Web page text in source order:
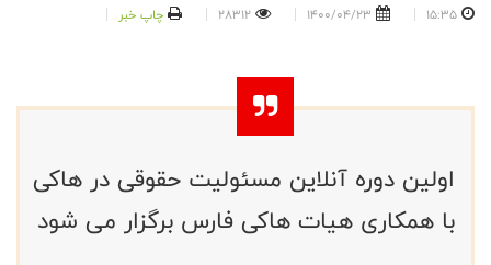
15:35
1400/04/23
28312 چاپ خبر
اولین دوره آنلاین مسئولیت حقوقی در هاکی
با همکاری هیات هاکی فارس برگزار می شود